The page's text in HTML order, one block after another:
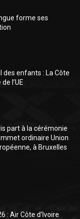
forme ses
des enfants : La Côte
l’UE
part à la cérémonie
ordinaire Union
à Bruxelles
: Air Côte d’Ivoire